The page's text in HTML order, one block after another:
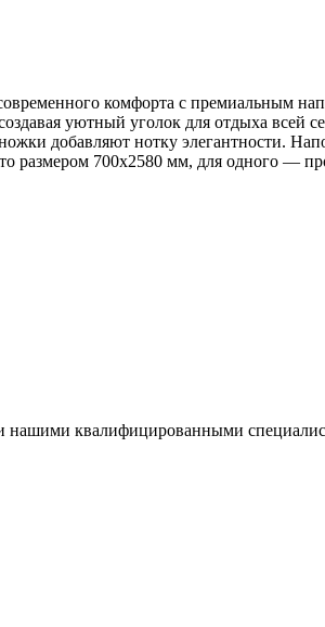
комфорта с премиальным
уютный уголок для отдыха всей
добавляют нотку элегантности.
размером 700х2580 мм, для одного —
нашими квалифицированными